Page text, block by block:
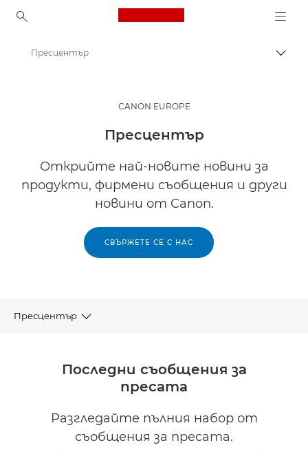
Canon Logo, back to
Пресцентър
CANON EUROPE
Пресцентър
Открийте най-новите новини за
продукти, фирмени съобщения и други
новини от Canon.
СВЪРЖЕТЕ СЕ С НАС
Пресцентър
Последни съобщения за
пресата
Разгледайте пълния набор от
съобщения за пресата.